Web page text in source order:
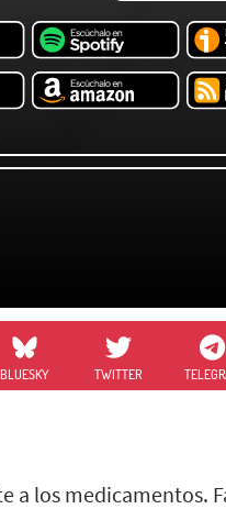
BLUESKY TWITTER
a los medicamentos.